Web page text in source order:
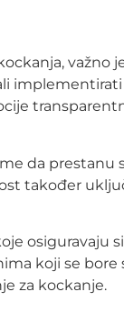
važno
da prestanu
također
osiguravaju
koji se
za kockanje.